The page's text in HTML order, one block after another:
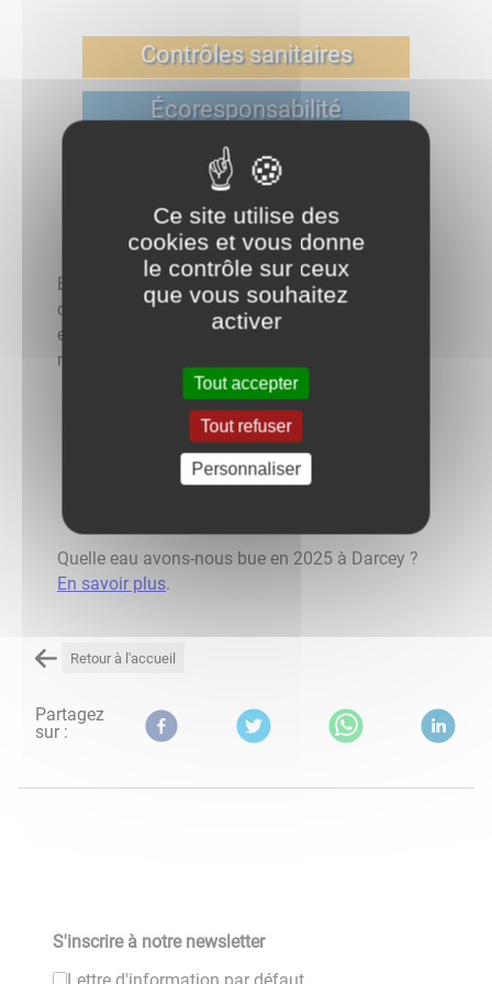
Contrôles sanitaires
Écoresponsabilité
Facturation
Rentabilité réseau
En suivant ce lien, vous accéderez aux résultats
des dernières analyses du contrôle sanitaire des
eaux destinées à la consommation humaine de
notre commune.
Quelle eau avons-nous bue en 2025 à Darcey ?
En savoir plus.
Retour à l'accueil
Partagez
sur :
S'inscrire à notre newsletter
Lettre d'information par défaut
Ce site utilise des
cookies et vous donne
le contrôle sur ceux
que vous souhaitez
activer
Tout accepter
Tout refuser
Personnaliser